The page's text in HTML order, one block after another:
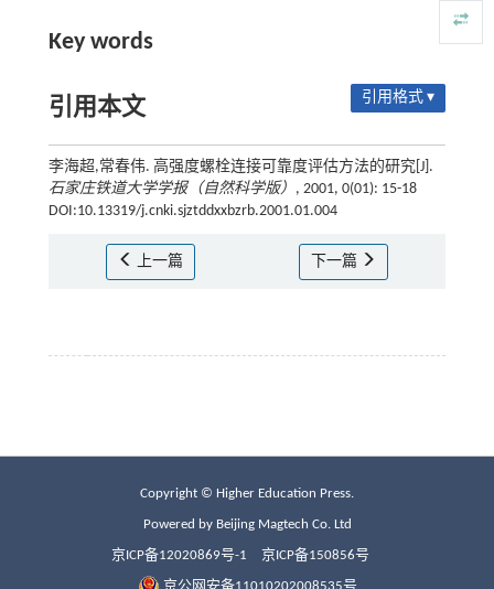
Key words
引用本文 引用格式 ▾
李海超,常春伟. 高强度螺栓连接可靠度评估方法的研究[J].
石家庄铁道大学学报（自然科学版） , 2001, 0(01): 15-18
DOI:10.13319/j.cnki.sjztddxxbzrb.2001.01.004
上一篇 下一篇
Copyright © Higher Education Press.
Powered by Beijing Magtech Co. Ltd
京ICP备12020869号-1 京ICP备150856号